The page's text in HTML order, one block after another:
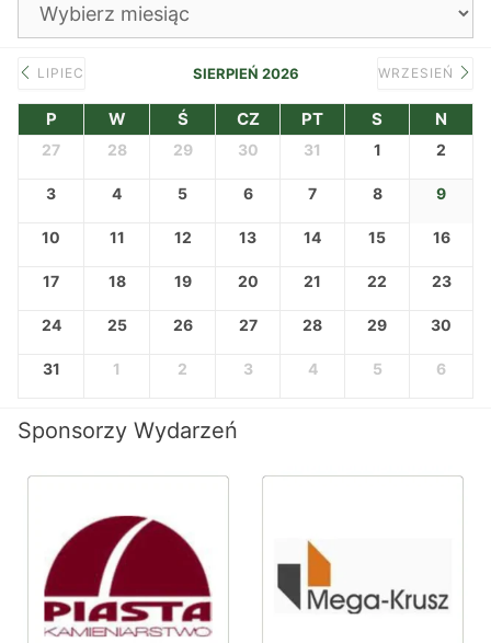
LIPIEC SIERPIEŃ 2026 WRZESIEŃ
P W Ś CZ PT S N
27 28 29 30 31 1 2
3 4 5 6 7 8 9
10 11 12 13 14 15 16
17 18 19 20 21 22 23
24 25 26 27 28 29 30
31 1 2 3 4 5 6
Sponsorzy Wydarzeń